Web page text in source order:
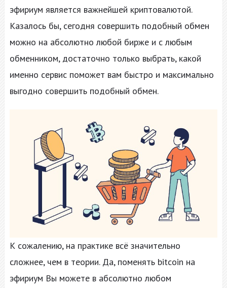
эфириум является важнейшей криптовалютой.
Казалось бы, сегодня совершить подобный обмен
можно на абсолютно любой бирже и с любым
обменником, достаточно только выбрать, какой
именно сервис поможет вам быстро и максимально
выгодно совершить подобный обмен.
К сожалению, на практике всё значительно
сложнее, чем в теории. Да, поменять bitcoin на
эфириум Вы можете в абсолютно любом